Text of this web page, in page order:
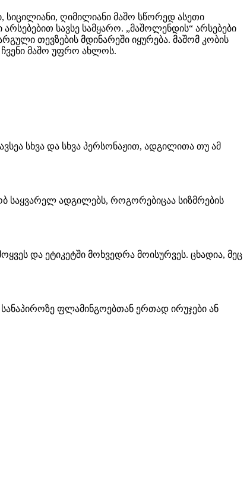
ღიმილიანი მაშო სწორედ ასეთი
სავსე სამყარო. „მაშოლენდის“ არსებები
თევზების მდინარეში იყურება. მაშომ კობის
ჩვენი მაშო უფრო ახლოს.
სხვა და სხვა პერსონაჟით, ადგილითა თუ ამ
საყვარელ ადგილებს, როგორებიცაა სიზმრების
და ეტიკეტში მოხვედრა მოისურვეს. ცხადია, მეც
ფლამინგოებთან ერთად ირუჯები ან